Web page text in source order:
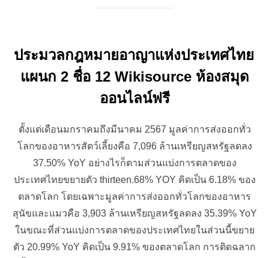
ประมวลกฎหมายอาญาแห่งประเทศไทย
แผนก 2 ชื่อ 12 Wikisource ห้องสมุด
ออนไลน์ฟรี
ตั้งแต่เดือนมกราคมถึงมีนาคม 2567 มูลค่าการส่งออกทั่ว
โลกของอาหารสัตว์เลี้ยงคือ 7,096 ล้านเหรียญสหรัฐลดลง
37.50% YoY อย่างไรก็ตามส่วนแบ่งการตลาดของ
ประเทศไทยขยายตัว thirteen.68% YOY คิดเป็น 6.18% ของ
ตลาดโลก โดยเฉพาะมูลค่าการส่งออกทั่วโลกของอาหาร
สุนัขและแมวคือ 3,903 ล้านเหรียญสหรัฐลดลง 35.39% YoY
ในขณะที่ส่วนแบ่งการตลาดของประเทศไทยในส่วนนี้ขยาย
ตัว 20.99% YoY คิดเป็น 9.91% ของตลาดโลก การติดฉลาก